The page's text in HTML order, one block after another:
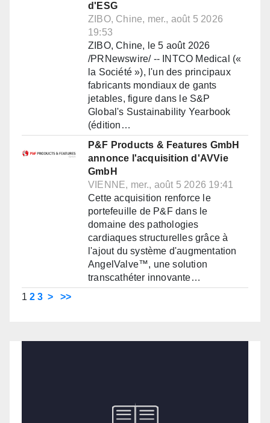
d'ESG
ZIBO, Chine, mer., août 5 2026
19:53
ZIBO, Chine, le 5 août 2026
/PRNewswire/ -- INTCO Medical («
la Société »), l'un des principaux
fabricants mondiaux de gants
jetables, figure dans le S&P
Global's Sustainability Yearbook
(édition…
P&F Products & Features GmbH
annonce l'acquisition d'AVVie
GmbH
VIENNE, mer., août 5 2026 19:41
Cette acquisition renforce le
portefeuille de P&F dans le
domaine des pathologies
cardiaques structurelles grâce à
l'ajout du système d'augmentation
AngelValve™, une solution
transcathéter innovante…
1 2 3 > >>